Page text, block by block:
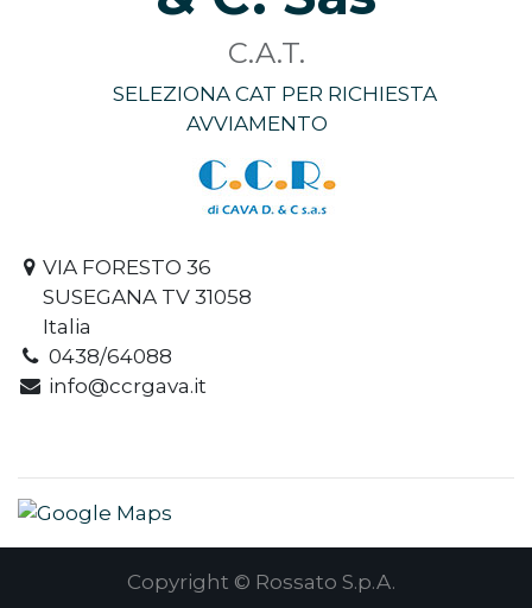
C.A.T.
SELEZIONA CAT PER RICHIESTA
AVVIAMENTO
VIA FORESTO 36
SUSEGANA TV 31058
Italia
0438/64088
info@ccrgava.it
Copyright © Rossato S.p.A.